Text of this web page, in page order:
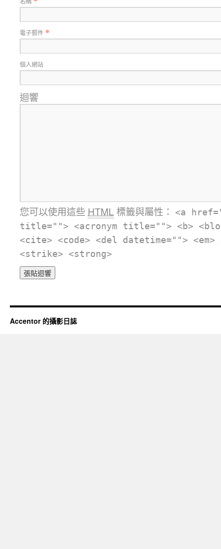
電子郵件 *
個人網站
迴響
您可以使用這些 HTML 標籤與屬性：
<a
title=""> <acronym title=""> <b>
<cite> <code> <del datetime="">
<strike> <strong>
Accentor 的攝影日誌